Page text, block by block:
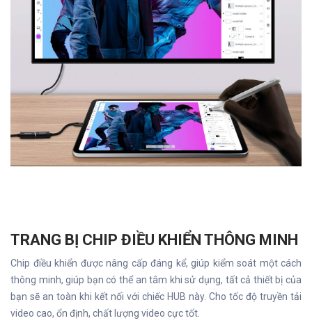
TRANG BỊ CHIP ĐIỀU KHIỂN THÔNG MINH
Chip điều khiển được nâng cấp đáng kể, giúp kiểm soát một cách
thông minh, giúp bạn có thể an tâm khi sử dụng, tất cả thiết bị của
bạn sẽ an toàn khi kết nối với chiếc HUB này. Cho tốc độ truyền tải
video cao, ổn định, chất lượng video cực tốt.